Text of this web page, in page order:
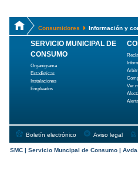
Consumidores Información y
SERVICIO MUNICIPAL DE
CONSUMO
Organigrama
Estadísticas
Instalaciones
Empleados
Ver
Boletín electrónico Aviso legal
SMC | Servicio Muncipal de Consumo |